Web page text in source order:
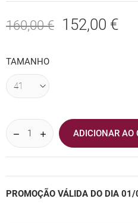
160,00 € 152,00 €
TAMANHO
ADICIONAR AO
PROMOÇÃO VÁLIDA DO DIA